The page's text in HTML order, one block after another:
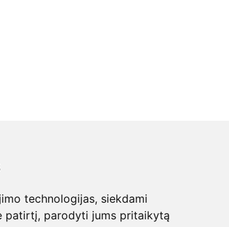
technologijas, siekdami
patirtį, parodyti jums pritaikytą